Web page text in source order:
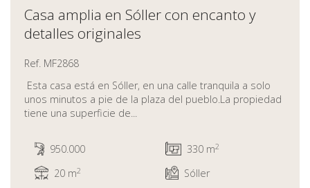
Casa amplia en Sóller con encanto y
detalles originales
Ref. MF2868
Esta casa está en Sóller, en una calle tranquila a solo
unos minutos a pie de la plaza del pueblo.La propiedad
tiene una superficie de...
950.000 330 m2
20 m2
Sóller